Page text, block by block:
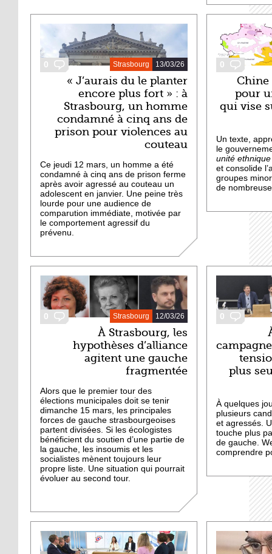
0 13/03/26
Strasbourg
« J’aurais du le planter
encore plus fort » : à
Strasbourg, un homme
condamné à cinq ans de
prison pour violences au
couteau
Ce jeudi 12 mars, un homme a été
condamné à cinq ans de prison ferme
après avoir agressé au couteau un
adolescent en janvier. Une peine très
lourde pour une audience de
comparution immédiate, motivée par
le comportement agressif du
prévenu.
0
Chine
pour
qui vise
Un texte,
le
unité
et consolide
groupes
de
0 12/03/26
Strasbourg
À Strasbourg, les
hypothèses d’alliance
agitent une gauche
fragmentée
Alors que le premier tour des
élections municipales doit se tenir
dimanche 15 mars, les principales
forces de gauche strasbourgeoises
partent divisées. Si les écologistes
bénéficient du soutien d’une partie de
la gauche, les insoumis et les
socialistes mènent toujours leur
propre liste. Une situation qui pourrait
évoluer au second tour.
0
plus
À quelques
plusieurs
et agressés.
touche plus
de gauche.
comprendre